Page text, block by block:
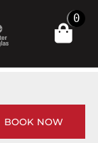
0
BOOK NOW